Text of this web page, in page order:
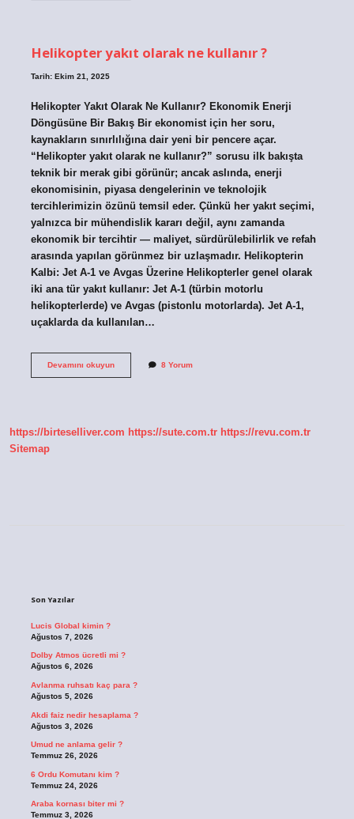
Helikopter yakıt olarak ne kullanır ?
Tarih: Ekim 21, 2025
Helikopter Yakıt Olarak Ne Kullanır? Ekonomik Enerji
Döngüsüne Bir Bakış Bir ekonomist için her soru,
kaynakların sınırlılığına dair yeni bir pencere açar.
“Helikopter yakıt olarak ne kullanır?” sorusu ilk bakışta
teknik bir merak gibi görünür; ancak aslında, enerji
ekonomisinin, piyasa dengelerinin ve teknolojik
tercihlerimizin özünü temsil eder. Çünkü her yakıt seçimi,
yalnızca bir mühendislik kararı değil, aynı zamanda
ekonomik bir tercihtir — maliyet, sürdürülebilirlik ve refah
arasında yapılan görünmez bir uzlaşmadır. Helikopterin
Kalbi: Jet A-1 ve Avgas Üzerine Helikopterler genel olarak
iki ana tür yakıt kullanır: Jet A-1 (türbin motorlu
helikopterlerde) ve Avgas (pistonlu motorlarda). Jet A-1,
uçaklarda da kullanılan…
Devamını okuyunHelikopter
yakıt
8 Yorum
https://birteselliver.com https://sute.com.tr https://revu.com.tr
Sitemap
Son Yazılar
Lucis Global kimin ?
Ağustos 7, 2026
Dolby Atmos ücretli mi ?
Ağustos 6, 2026
Avlanma ruhsatı kaç para ?
Ağustos 5, 2026
Akdi faiz nedir hesaplama ?
Ağustos 3, 2026
Umud ne anlama gelir ?
Temmuz 26, 2026
6 Ordu Komutanı kim ?
Temmuz 24, 2026
Araba kornası biter mi ?
Temmuz 3, 2026